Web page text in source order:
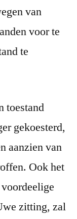
van
voor te
te
toestand
gekoesterd,
aanzien van
Ook het
zitting, zal